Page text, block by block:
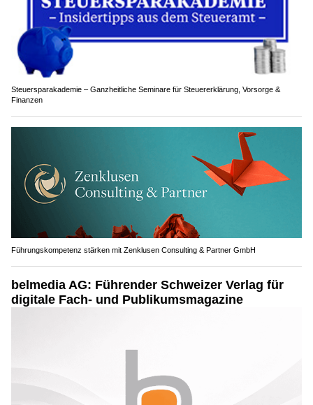
Steuersparakademie – Ganzheitliche Seminare für Steuererklärung, Vorsorge &
Finanzen
Führungskompetenz stärken mit Zenklusen Consulting & Partner GmbH
belmedia AG: Führender Schweizer Verlag für
digitale Fach- und Publikumsmagazine